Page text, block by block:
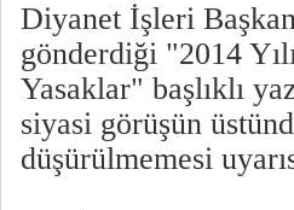
Diyanet İşleri
gönderdiği "2014
Yasaklar" başlıklı
siyasi görüşün
düşürülmemesi